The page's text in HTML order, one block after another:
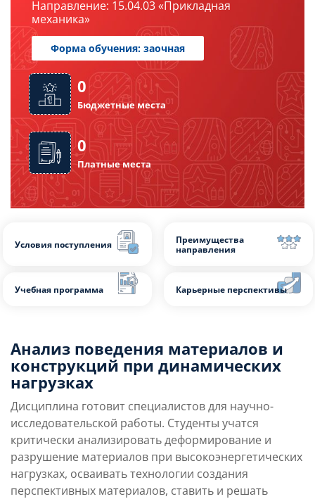
Магистратура
Направление: 15.04.03 «Прикладная
механика»
Форма обучения: заочная
0
Бюджетные места
0
Платные места
Условия поступления
Преимущества
направления
Анализ поведения материалов и
конструкций при динамических
нагрузках
Дисциплина готовит специалистов для научно-
исследовательской работы. Студенты учатся
критически анализировать деформирование и
разрушение материалов при высокоэнергетических
нагрузках, осваивать технологии создания
перспективных материалов, ставить и решать